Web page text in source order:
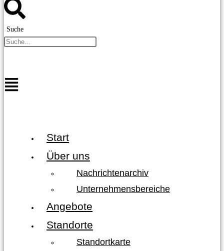
Suche
Start
Über uns
Nachrichtenarchiv
Unternehmensbereiche
Angebote
Standorte
Standortkarte